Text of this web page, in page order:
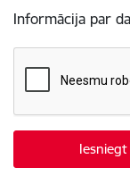
Informācija par